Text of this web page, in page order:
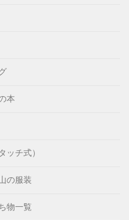
本
ッチ式）
の服装
物一覧